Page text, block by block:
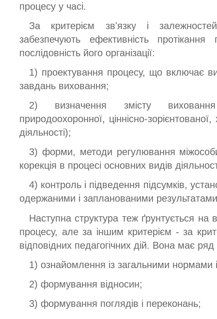
процесу у часі.
За критерієм зв'язку і
забезпечують ефективність протікання
послідовність його організації:
1) проектування процесу, що включає
завдань виховання;
2) визначення змісту виховання
природоохоронної, ціннісно-
діяльності);
3) форми, методи регулювання
корекція в процесі основних видів
4) контроль і підведення підсумків,
одержаними і запланованими
Наступна структура теж ґрунтується на
процесу, але за іншим критерієм - за
відповідних педагогічних дій. Вона має ряд
1) ознайомлення із загальними нормами
2) формування відносин;
3) формування поглядів і переконань;